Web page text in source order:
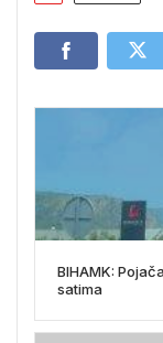
BIHAMK:
satima